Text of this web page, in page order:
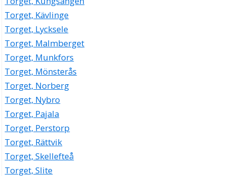
Torget, Kävlinge
Torget, Lycksele
Torget, Malmberget
Torget, Munkfors
Torget, Mönsterås
Torget, Norberg
Torget, Nybro
Torget, Pajala
Torget, Perstorp
Torget, Rättvik
Torget, Skellefteå
Torget, Slite